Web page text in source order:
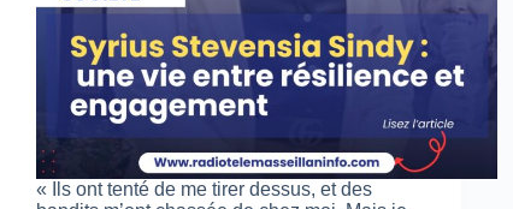
« Ils ont tenté de me tirer dessus, et des